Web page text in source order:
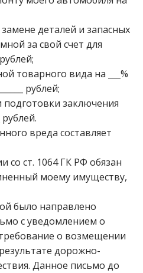
деталей и запасных
за свой счет для
товарного вида на ___%
рублей;
подготовки заключения
рублей.
вреда составляет
со ст. 1064 ГК РФ обязан
моему имуществу,
было направлено
с уведомлением о
о возмещении
дорожно-
Данное письмо до